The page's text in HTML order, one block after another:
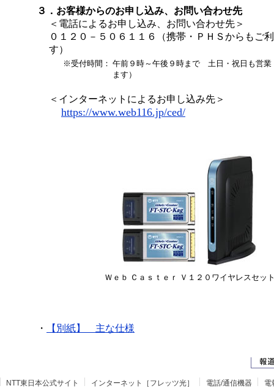
３．お客様からのお申し込み、お問い合わせ先
＜電話によるお申し込み、お問い合わせ先＞
０１２０－５０６１１６（携帯・ＰＨＳからもご
す）
※受付時間： 午前９時～午後９時まで 土日・祝日も営業
ます）
＜インターネットによるお申し込み先＞
https://www.web116.jp/ced/
Ｗｅｂ Ｃａｓｔｅｒ Ｖ１２０ワイヤレスセッ
・ 【別紙】 主な仕様
NTT東日本公式サイト インターネット［フレッツ光］ 電話/通信機器 電